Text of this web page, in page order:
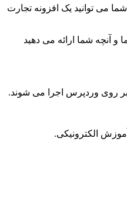
می توانید یک افزونه تجارت
آنچه شما ارائه می دهید
بر روی وردپرس اجرا می شوند.
الکترونیکی.